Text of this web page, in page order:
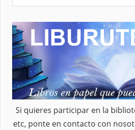
Si quieres participar en la
etc, ponte en contacto con